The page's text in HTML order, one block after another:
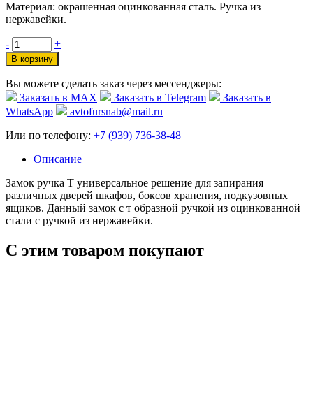
Материал: окрашенная оцинкованная сталь. Ручка из
нержавейки.
- +
В корзину
Вы можете сделать заказ через мессенджеры:
Заказать в МАХ
Заказать в Telegram
Заказать в
WhatsApp
avtofursnab@mail.ru
Или по телефону: +7 (939) 736-38-48
Описание
Замок ручка Т универсальное решение для запирания
различных дверей шкафов, боксов хранения, подкузовных
ящиков. Данный замок с т образной ручкой из оцинкованной
стали с ручкой из нержавейки.
С этим товаром покупают